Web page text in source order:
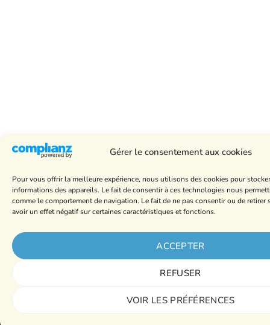
Gérer le consentement aux cookies
Pour vous offrir la meilleure expérience, nous utilisons des cookies pour
informations des appareils. Le fait de consentir à ces technologies nous
comme le comportement de navigation. Le fait de ne pas consentir ou de retirer
avoir un effet négatif sur certaines caractéristiques et fonctions.
ACCEPTER
REFUSER
VOIR LES PRÉFÉRENCES